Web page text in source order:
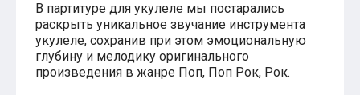
Сумерки
Величайший шоумен
Звездные войны
Ла ла Ленд
Ромео и Джульетта (1968)
В партитуре для укулеле мы постарались
раскрыть уникальное звучание инструмента
укулеле, сохранив при этом эмоциональную
глубину и мелодику оригинального
произведения в жанре Поп, Поп Рок, Рок.